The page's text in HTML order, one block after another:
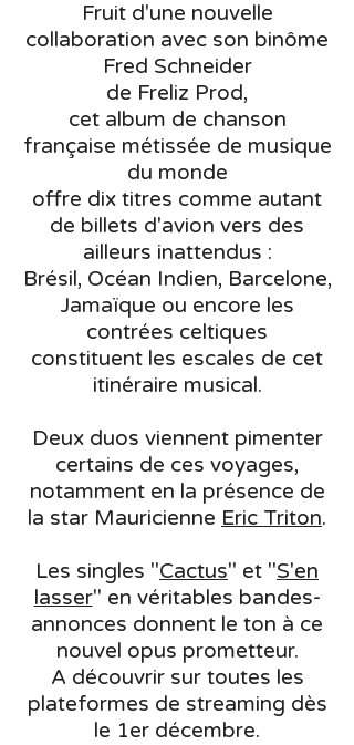
Fruit d'une nouvelle
collaboration avec son binôme
Fred Schneider
de Freliz Prod,
cet album de chanson
française métissée de musique
du monde
offre dix titres comme autant
de billets d'avion vers des
ailleurs inattendus :
Brésil, Océan Indien, Barcelone,
Jamaïque ou encore les
contrées celtiques
constituent les escales de cet
itinéraire musical.
Deux duos viennent pimenter
certains de ces voyages,
notamment en la présence de
la star Mauricienne Eric Triton.
Les singles "Cactus" et "S'en
lasser" en véritables bandes-
annonces donnent le ton à ce
nouvel opus prometteur.
A découvrir sur toutes les
plateformes de streaming dès
le 1er décembre.